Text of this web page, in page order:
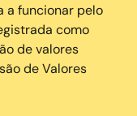
a funcionar pelo
como
de valores
de Valores